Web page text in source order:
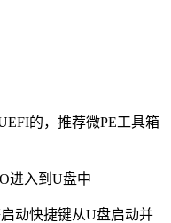
的，推荐微PE工具箱
进入到U盘中
动快捷键从U盘启动并